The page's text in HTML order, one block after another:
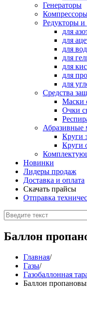
Генераторы
Редукторы и
для
для
для
для
для
для
для
Средства
Маски
Очки
Абразивные
Круги
Круги
Новинки
Лидеры продаж
Доставка и оплата
Скачать прайсы
Отправка
Баллон
Главная/
Газы/
Газобаллонная
Баллон